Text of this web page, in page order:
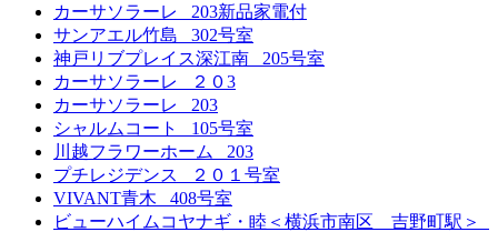
カーサソラーレ 203新品家電付
サンアエル竹島 302号室
神戸リブプレイス深江南 205号室
カーサソラーレ ２０3
カーサソラーレ 203
シャルムコート 105号室
川越フラワーホーム 203
プチレジデンス ２０１号室
VIVANT青木 408号室
ビューハイムコヤナギ・睦＜横浜市南区 吉野町駅＞